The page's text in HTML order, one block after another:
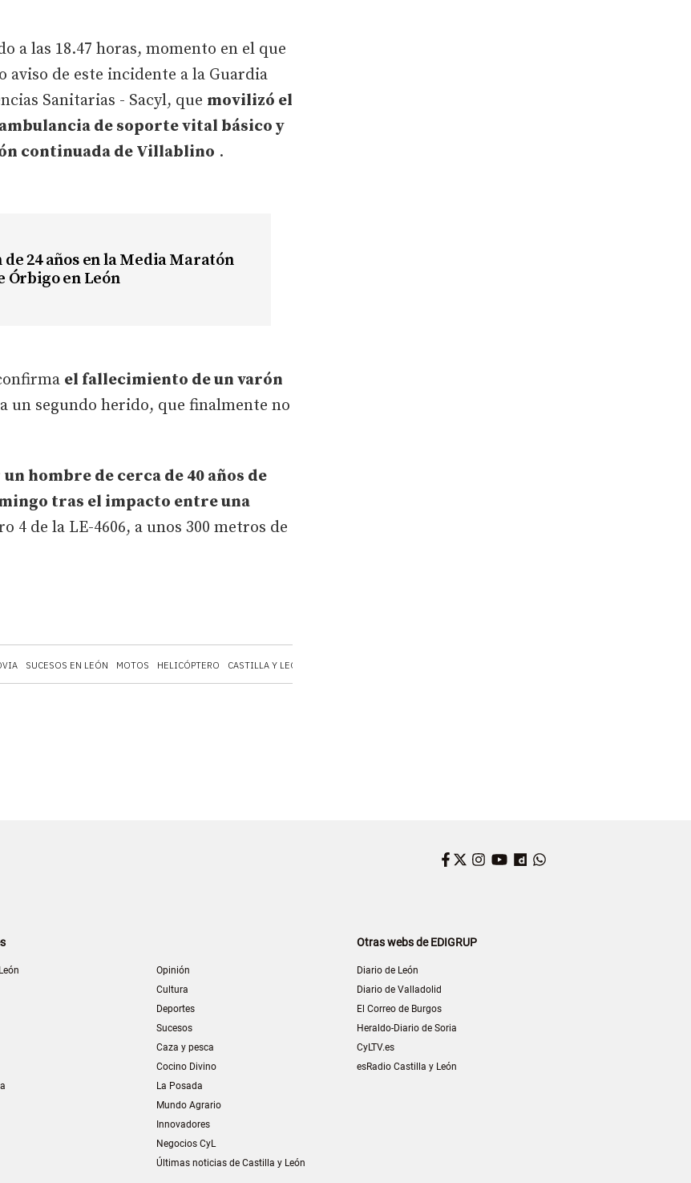
SUCESOS EN LEÓN MOTOS HELICÓPTERO CASTILLA Y LEÓN
a las 18.47 horas, momento en el que
aviso de este incidente a la Guardia
Sanitarias - Sacyl, que movilizó el
de soporte vital básico y
continuada de Villablino .
24 años en la Media Maratón
Órbigo en León
el fallecimiento de un varón
un segundo herido, que finalmente no
un hombre de cerca de 40 años de
tras el impacto entre una
4 de la LE-4606, a unos 300 metros de
Facebook
Twitter
Instagram
YouTube
Dailymotion
Opinión
Cultura
Deportes
Sucesos
Caza y pesca
Cocino Divino
La Posada
Mundo Agrario
Innovadores
Negocios CyL
Últimas noticias de Castilla y León
Otras webs de EDIGRUP
Diario de León
Diario de Valladolid
El Correo de Burgos
Heraldo-Diario de Soria
CyLTV.es
esRadio Castilla y León